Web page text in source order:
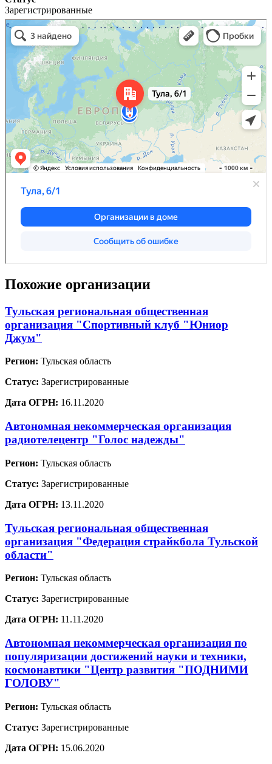
Зарегистрированные
Похожие организации
Тульская региональная общественная
организация "Спортивный клуб "Юниор
Джум"
Регион: Тульская область
Статус: Зарегистрированные
Дата ОГРН: 16.11.2020
Автономная некоммерческая организация
радиотелецентр "Голос надежды"
Регион: Тульская область
Статус: Зарегистрированные
Дата ОГРН: 13.11.2020
Тульская региональная общественная
организация "Федерация страйкбола Тульской
области"
Регион: Тульская область
Статус: Зарегистрированные
Дата ОГРН: 11.11.2020
Автономная некоммерческая организация по
популяризации достижений науки и техники,
космонавтики "Центр развития "ПОДНИМИ
ГОЛОВУ"
Регион: Тульская область
Статус: Зарегистрированные
Дата ОГРН: 15.06.2020